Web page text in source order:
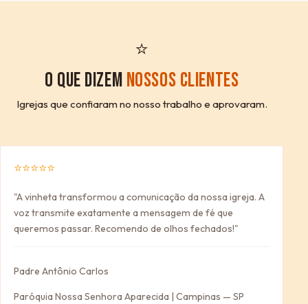
⭐
O QUE DIZEM NOSSOS CLIENTES
Igrejas que confiaram no nosso trabalho e aprovaram.
⭐⭐⭐⭐⭐
"A vinheta transformou a comunicação da nossa igreja. A
voz transmite exatamente a mensagem de fé que
queremos passar. Recomendo de olhos fechados!"
Padre Antônio Carlos
Paróquia Nossa Senhora Aparecida | Campinas — SP